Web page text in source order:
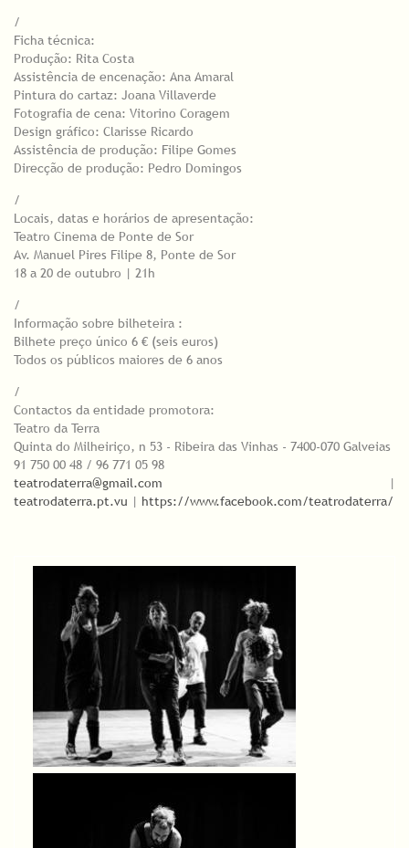
/
Ficha técnica:
Produção: Rita Costa
Assistência de encenação: Ana Amaral
Pintura do cartaz: Joana Villaverde
Fotografia de cena: Vitorino Coragem
Design gráfico: Clarisse Ricardo
Assistência de produção: Filipe Gomes
Direcção de produção: Pedro Domingos
/
Locais, datas e horários de apresentação:
Teatro Cinema de Ponte de Sor
Av. Manuel Pires Filipe 8, Ponte de Sor
18 a 20 de outubro | 21h
/
Informação sobre bilheteira :
Bilhete preço único 6 € (seis euros)
Todos os públicos maiores de 6 anos
/
Contactos da entidade promotora:
Teatro da Terra
Quinta do Milheiriço, n 53 - Ribeira das Vinhas - 7400-070 Galveias
91 750 00 48 / 96 771 05 98
teatrodaterra@gmail.com |
teatrodaterra.pt.vu | https://www.facebook.com/teatrodaterra/